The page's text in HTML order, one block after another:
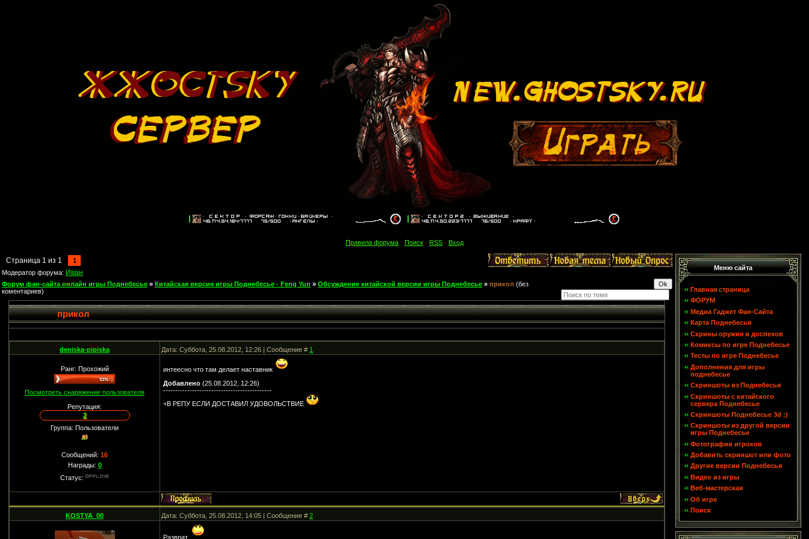
Правила форума · Поиск · RSS · Вход
Страница 1 из 1
1
Модератор форума: Иван
Форум фан-сайта онлайн игры Поднебесье » Китайская версия игры Поднебесье - Feng Yun » Обсуждение китайской версии игры Поднебесье » прикол (без
коментариев)
прикол
deniska-pipiska Дата: Суббота, 25.08.2012, 12:26 | Сообщение #1
Ранг: Прохожий
Посмотреть снаряжение пользователя
Репутация:
2
Группа: Пользователи
Сообщений:16
Награды: 0
Статус:
интеесно что там делает наставник
Добавлено (25.08.2012, 12:26)
---------------------------------------------
+В РЕПУ ЕСЛИ ДОСТАВИЛ УДОВОЛЬСТВИЕ
KOSTYA_00 Дата: Суббота, 25.08.2012, 14:05 | Сообщение #2
Разврат
Меню сайта
Главная страница
ФОРУМ
Медиа Гаджет Фан-Сайта
Карта Поднебесья
Скрины оружия и доспехов
Комиксы по игре Поднебесье
Тесты по игре Поднебесье
Дополнения для игры
поднебесье
Скриншоты из Поднебесья
Скриншоты с китайского
сервера Поднебесье
Скриншоты Поднебесье 3d :)
Скриншоты из другой версии
игры Поднебесье
Фотографии игроков
Добавить скриншот или фото
Другие версии Поднебесья
Видео из игры
Веб-мастерская
Об игре
Поиск